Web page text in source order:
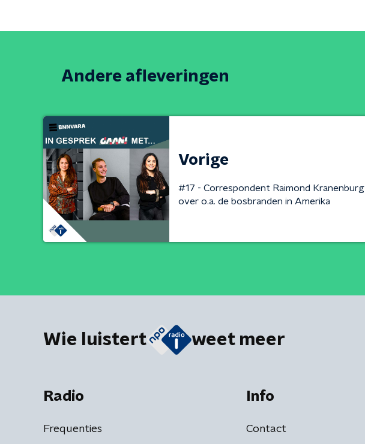
Andere afleveringen
Vorige
#17 - Correspondent Raimond Kranenburg
over o.a. de bosbranden in Amerika
Wie luistert weet meer
Radio
Frequenties
Info
Contact